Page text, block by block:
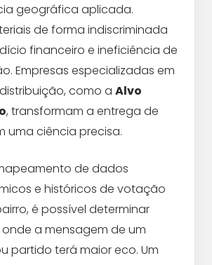
geográfica aplicada.
de forma indiscriminada
financeiro e ineficiência de
Empresas especializadas em
como a Alvo
, transformam a entrega de
uma ciência precisa.
de dados
e históricos de votação
é possível determinar
a mensagem de um
partido terá maior eco. Um